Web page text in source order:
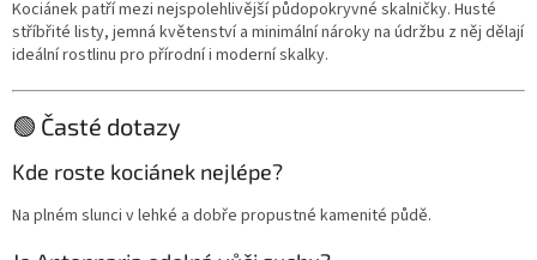
Kociánek patří mezi nejspolehlivější půdopokryvné skalničky. Husté
stříbřité listy, jemná květenství a minimální nároky na údržbu z něj dělají
ideální rostlinu pro přírodní i moderní skalky.
🟢 Časté dotazy
Kde roste kociánek nejlépe?
Na plném slunci v lehké a dobře propustné kamenité půdě.